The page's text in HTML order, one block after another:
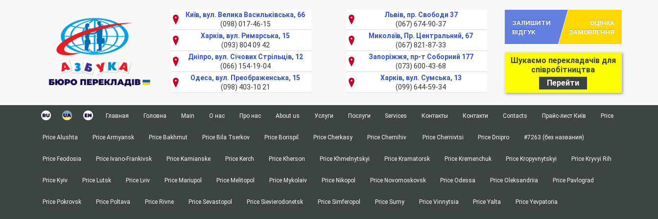
Київ, вул. Велика Васильківська, 66
(098) 017-46-15
Харків, вул. Римарська, 15
(093) 804 09 42
Дніпро, вул. Січових Стрільців, 12
(066) 154-19-04
Одеса, вул. Преображенська, 15
(098) 403-10 21
Львів, пр. Свободи 37
(067) 674-90-37
Миколаїв, Пр. Центральний, 67
(067) 821-87-33
Запоріжжя, пр-т Соборний 177
(073) 600-43-68
Харків, вул. Сумська, 13
(099) 644-59-34
ЗАЛИШИТИ
ВІДГУК
ОЦІНКА
ЗАМОВЛЕННЯ
Шукаємо перекладачів для
співробітництва
Перейти
до
вмісту
Главная Головна Main О нас Про нас About us Услуги
Апостиль Верстка текста
Перевод ремонтной документации
Перевод аккредитованного переводчика Перевод присяжного переводчика
Послуги
Апостиль Верстка тексту
Літературний переклад
Медичний переклад Набір текста
Services
Apostille Page-proofs
Literary Translation
Medical Translation Urgent Typing Services
Контакты
Киев
Днепр
Контакти
Київ
Дніпро
Contacts
Bila
Borispil
Chernivtsi
Прайс-лист Київ Price
Price Alushta Price Armyansk Price Bakhmut Price Bila Tserkov Price Borispil Price Cherkasy Price Chernihiv Price Chernivtsi Price Dnipro #7263 (без названия)
Price Feodosia Price Ivano-Frankivsk Price Kamianske Price Kerch Price Kherson Price Khmelnytskyi Price Kramatorsk Price Kremenchuk Price Kropyvnytskyi Price Kryvyi Rih
Price Kyiv Price Lutsk Price Lviv Price Mariupol Price Melitopol Price Mykolaiv Price Nikopol Price Novomoskovsk Price Odessa Price Oleksandriia Price Pavlograd
Price Pokrovsk Price Poltava Price Rivne Price Sevastopol Price Sievierodonetsk Price Simferopol Price Sumy Price Vinnytsia Price Yalta Price Yevpatoria